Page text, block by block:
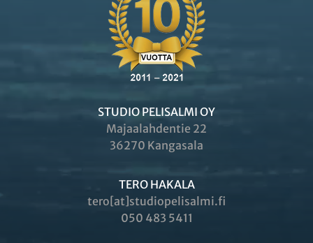
STUDIO PELISALMI OY
Majaalahdentie 22
36270 Kangasala
TERO HAKALA
tero[at]studiopelisalmi.fi
050 483 5411